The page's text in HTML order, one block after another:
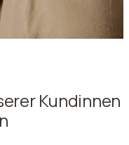
Kundinnen